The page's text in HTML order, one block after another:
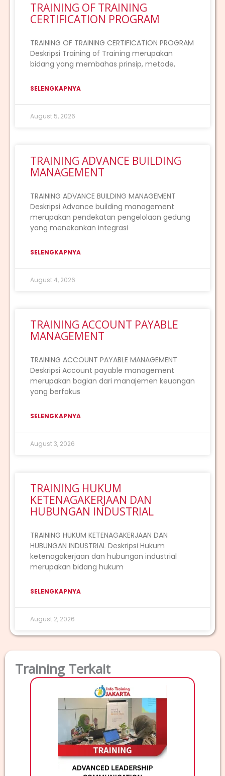
TRAINING OF TRAINING
CERTIFICATION PROGRAM
TRAINING OF TRAINING CERTIFICATION PROGRAM
Deskripsi Training of Training merupakan
bidang yang membahas prinsip, metode,
SELENGKAPNYA
August 5, 2026
TRAINING ADVANCE BUILDING
MANAGEMENT
TRAINING ADVANCE BUILDING MANAGEMENT
Deskripsi Advance building management
merupakan pendekatan pengelolaan gedung
yang menekankan integrasi
SELENGKAPNYA
August 4, 2026
TRAINING ACCOUNT PAYABLE
MANAGEMENT
TRAINING ACCOUNT PAYABLE MANAGEMENT
Deskripsi Account payable management
merupakan bagian dari manajemen keuangan
yang berfokus
SELENGKAPNYA
August 3, 2026
TRAINING HUKUM
KETENAGAKERJAAN DAN
HUBUNGAN INDUSTRIAL
TRAINING HUKUM KETENAGAKERJAAN DAN
HUBUNGAN INDUSTRIAL Deskripsi Hukum
ketenagakerjaan dan hubungan industrial
merupakan bidang hukum
SELENGKAPNYA
August 2, 2026
Training Terkait